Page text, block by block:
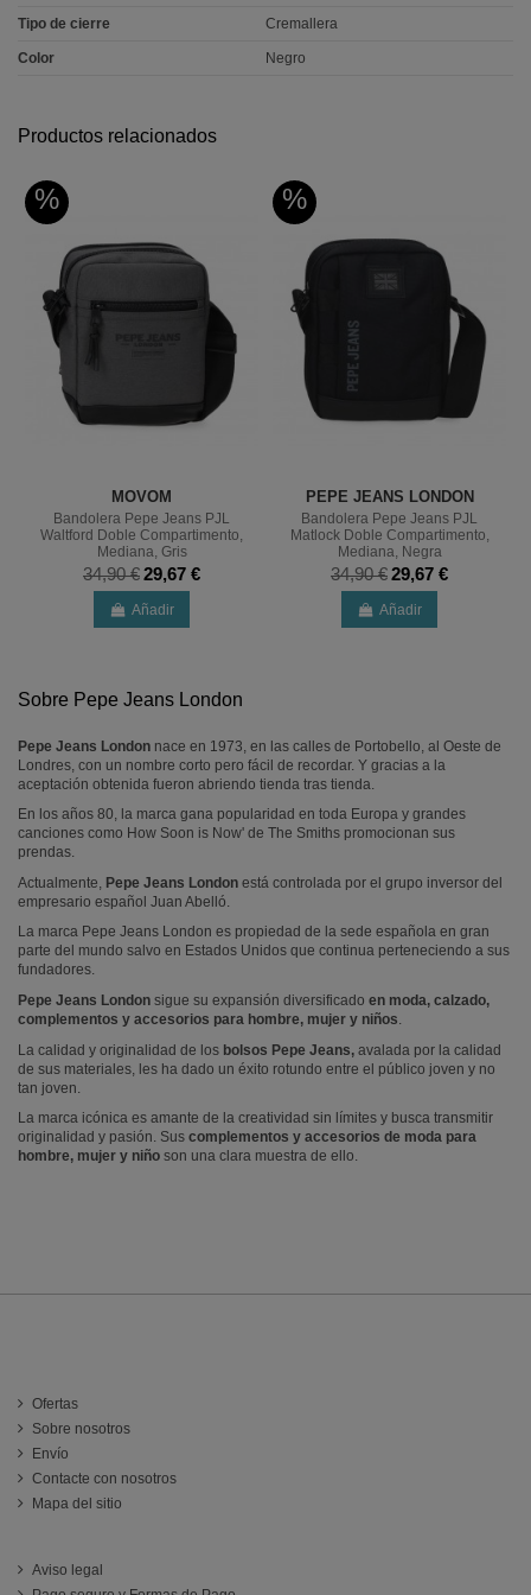
Tipo de cierre Cremallera
Color Negro
Productos relacionados
%
MOVOM
Bandolera Pepe Jeans PJL
Waltford Doble Compartimento,
Mediana, Gris
34,90 €29,67 €
Añadir
%
PEPE JEANS LONDON
Bandolera Pepe Jeans PJL
Matlock Doble Compartimento,
Mediana, Negra
34,90 €29,67 €
Añadir
Sobre Pepe Jeans London
Pepe Jeans London nace en 1973, en las calles de Portobello, al Oeste de
Londres, con un nombre corto pero fácil de recordar. Y gracias a la
aceptación obtenida fueron abriendo tienda tras tienda.
En los años 80, la marca gana popularidad en toda Europa y grandes
canciones como How Soon is Now' de The Smiths promocionan sus
prendas.
Actualmente, Pepe Jeans London está controlada por el grupo inversor del
empresario español Juan Abelló.
La marca Pepe Jeans London es propiedad de la sede española en gran
parte del mundo salvo en Estados Unidos que continua perteneciendo a sus
fundadores.
Pepe Jeans London sigue su expansión diversificado en moda, calzado,
complementos y accesorios para hombre, mujer y niños.
La calidad y originalidad de los bolsos Pepe Jeans, avalada por la calidad
de sus materiales, les ha dado un éxito rotundo entre el público joven y no
tan joven.
La marca icónica es amante de la creatividad sin límites y busca transmitir
originalidad y pasión. Sus complementos y accesorios de moda para
hombre, mujer y niño son una clara muestra de ello.
Ofertas
Sobre nosotros
Envío
Contacte con nosotros
Mapa del sitio
Aviso legal